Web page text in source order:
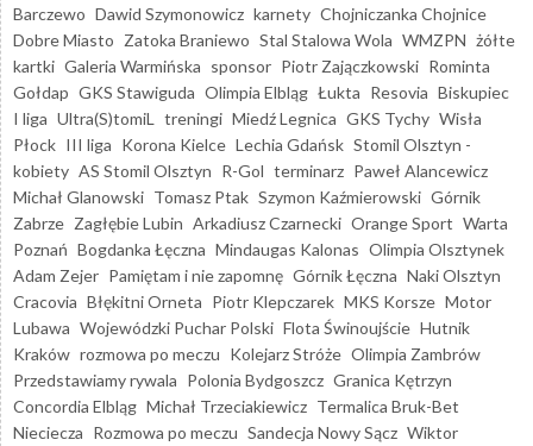
Barczewo Dawid Szymonowicz karnety Chojniczanka Chojnice
Dobre Miasto Zatoka Braniewo Stal Stalowa Wola WMZPN żółte
kartki Galeria Warmińska sponsor Piotr Zajączkowski Rominta
Gołdap GKS Stawiguda Olimpia Elbląg Łukta Resovia Biskupiec
I liga Ultra(S)tomiL treningi Miedź Legnica GKS Tychy Wisła
Płock III liga Korona Kielce Lechia Gdańsk Stomil Olsztyn -
kobiety AS Stomil Olsztyn R-Gol terminarz Paweł Alancewicz
Michał Glanowski Tomasz Ptak Szymon Kaźmierowski Górnik
Zabrze Zagłębie Lubin Arkadiusz Czarnecki Orange Sport Warta
Poznań Bogdanka Łęczna Mindaugas Kalonas Olimpia Olsztynek
Adam Zejer Pamiętam i nie zapomnę Górnik Łęczna Naki Olsztyn
Cracovia Błękitni Orneta Piotr Klepczarek MKS Korsze Motor
Lubawa Wojewódzki Puchar Polski Flota Świnoujście Hutnik
Kraków rozmowa po meczu Kolejarz Stróże Olimpia Zambrów
Przedstawiamy rywala Polonia Bydgoszcz Granica Kętrzyn
Concordia Elbląg Michał Trzeciakiewicz Termalica Bruk-Bet
Nieciecza Rozmowa po meczu Sandecja Nowy Sącz Wiktor